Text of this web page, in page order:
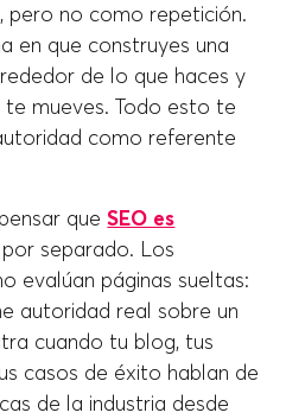
pero no como repetición.
en que construyes una
de lo que haces y
te mueves. Todo esto te
como referente
queSEO es
separado. Los
evalúan páginas sueltas:
autoridad real sobre un
cuando tu blog, tus
casos de éxito hablan de
de la industria desde